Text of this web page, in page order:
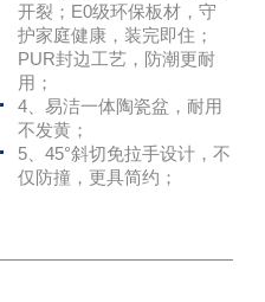
开裂；E0级环保板材，守
护家庭健康，装完即住；
PUR封边工艺，防潮更耐
用；
4、易洁一体陶瓷盆，耐用
不发黄；
5、45°斜切免拉手设计，不
仅防撞，更具简约；